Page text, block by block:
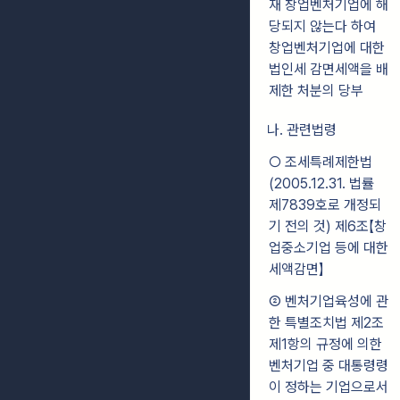
재 창업벤처기업에 해
당되지 않는다 하여
창업벤처기업에 대한
법인세 감면세액을 배
제한 처분의 당부
나. 관련법령
○ 조세특례제한법
(2005.12.31. 법률
제7839호로 개정되
기 전의 것) 제6조【창
업중소기업 등에 대한
세액감면】
② 벤처기업육성에 관
한 특별조치법 제2조
제1항의 규정에 의한
벤처기업 중 대통령령
이 정하는 기업으로서